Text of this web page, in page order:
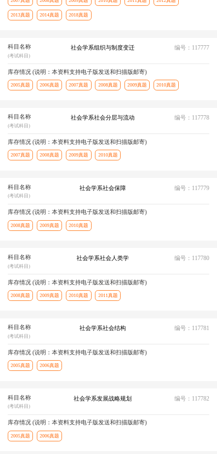
2013真题 2014真题 2018真题
科目名称
(考试科目)
社会学系组织与制度变迁 编号：117777
库存情况 (说明：本资料支持电子版发送和扫描版邮寄)
2005真题 2006真题 2007真题 2008真题 2009真题 2010真题
科目名称
(考试科目)
社会学系社会分层与流动 编号：117778
库存情况 (说明：本资料支持电子版发送和扫描版邮寄)
2007真题 2008真题 2009真题 2010真题
科目名称
(考试科目)
社会学系社会保障 编号：117779
库存情况 (说明：本资料支持电子版发送和扫描版邮寄)
2008真题 2009真题 2010真题
科目名称
(考试科目)
社会学系社会人类学 编号：117780
库存情况 (说明：本资料支持电子版发送和扫描版邮寄)
2008真题 2009真题 2010真题 2011真题
科目名称
(考试科目)
社会学系社会结构 编号：117781
库存情况 (说明：本资料支持电子版发送和扫描版邮寄)
2005真题 2006真题
科目名称
(考试科目)
社会学系发展战略规划 编号：117782
库存情况 (说明：本资料支持电子版发送和扫描版邮寄)
2005真题 2006真题